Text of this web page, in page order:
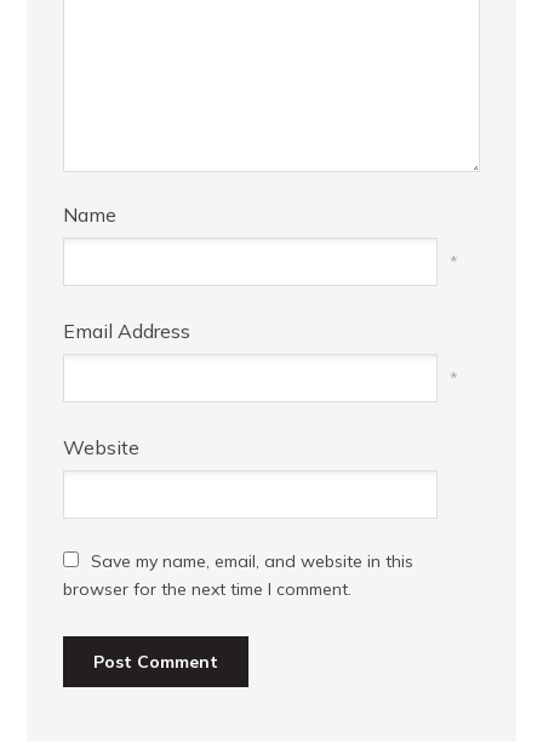
Name
*
Email Address
*
Website
Save my name, email, and website in this
browser for the next time I comment.